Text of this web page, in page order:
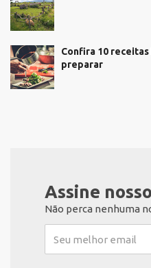
Confira 10
preparar
Assine
Não perca nenhuma